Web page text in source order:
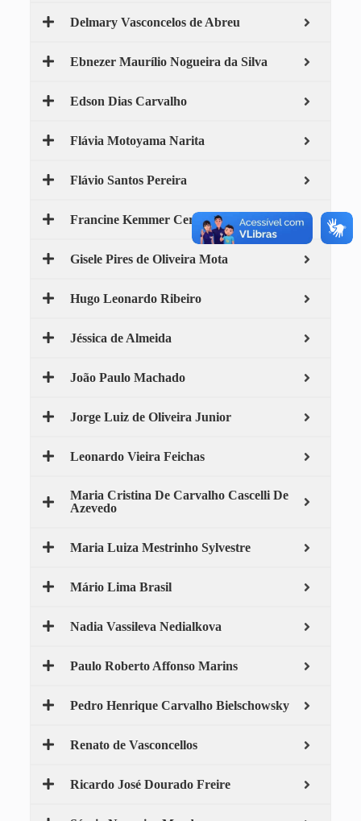
Delmary Vasconcelos de Abreu
Ebnezer Maurílio Nogueira da Silva
Edson Dias Carvalho
Flávia Motoyama Narita
Flávio Santos Pereira
Francine Kemmer Cernev
Gisele Pires de Oliveira Mota
Hugo Leonardo Ribeiro
Jéssica de Almeida
João Paulo Machado
Jorge Luiz de Oliveira Junior
Leonardo Vieira Feichas
Maria Cristina De Carvalho Cascelli De
Azevedo
Maria Luiza Mestrinho Sylvestre
Mário Lima Brasil
Nadia Vassileva Nedialkova
Paulo Roberto Affonso Marins
Pedro Henrique Carvalho Bielschowsky
Renato de Vasconcellos
Ricardo José Dourado Freire